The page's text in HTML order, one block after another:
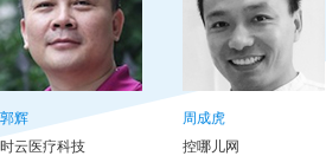
郭辉
时云医疗科技
周成虎
控哪儿网